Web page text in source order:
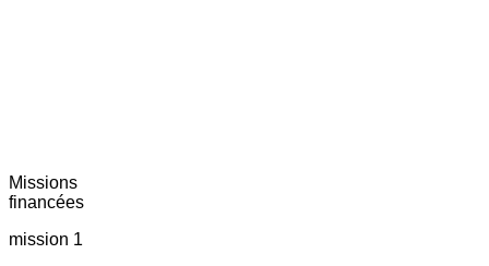
Missions
financées
mission 1